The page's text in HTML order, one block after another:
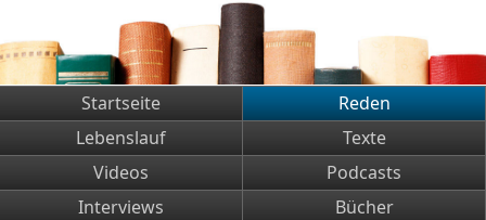
Startseite
Reden
Lebenslauf
Texte
Videos
Podcasts
Interviews
Bücher